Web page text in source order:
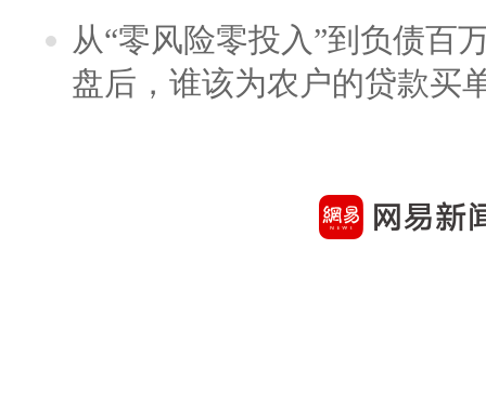
从“零风险零投入”到负债百
盘后，谁该为农户的贷款买